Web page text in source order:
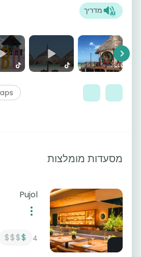
מדריך
Next
מסעדות מומלצות
Pujol
4
$
$$$